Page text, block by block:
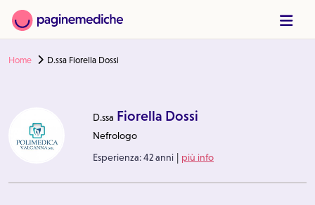
Home D.ssa Fiorella Dossi
D.ssa Fiorella Dossi
Nefrologo
Esperienza:42 anni | più info